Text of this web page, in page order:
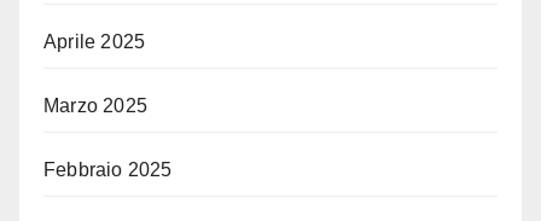
Aprile 2025
Marzo 2025
Febbraio 2025